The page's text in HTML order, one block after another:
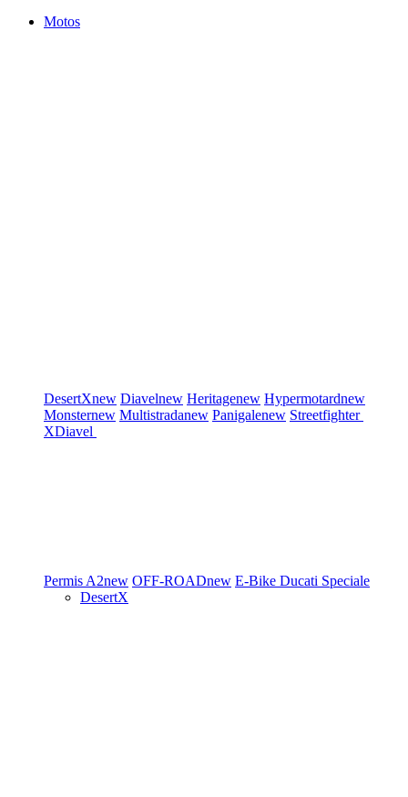
Motos
DesertXnew Diavelnew Heritagenew Hypermotardnew
Monsternew Multistradanew Panigalenew Streetfighter
XDiavel
Permis A2new OFF-ROADnew E-Bike Ducati Speciale
DesertX